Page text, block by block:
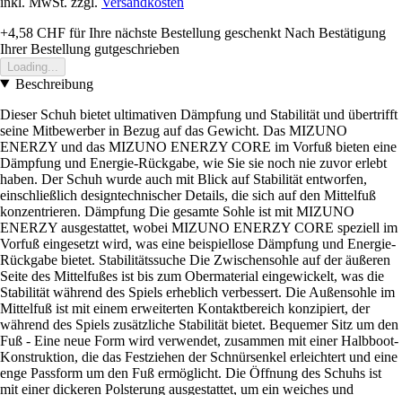
+4,58 CHF für Ihre nächste Bestellung geschenkt Nach Bestätigung
Ihrer Bestellung gutgeschrieben
Loading...
Beschreibung
Dieser Schuh bietet ultimativen Dämpfung und Stabilität und übertrifft
seine Mitbewerber in Bezug auf das Gewicht. Das MIZUNO
ENERZY und das MIZUNO ENERZY CORE im Vorfuß bieten eine
Dämpfung und Energie-Rückgabe, wie Sie sie noch nie zuvor erlebt
haben. Der Schuh wurde auch mit Blick auf Stabilität entworfen,
einschließlich designtechnischer Details, die sich auf den Mittelfuß
konzentrieren. Dämpfung Die gesamte Sohle ist mit MIZUNO
ENERZY ausgestattet, wobei MIZUNO ENERZY CORE speziell im
Vorfuß eingesetzt wird, was eine beispiellose Dämpfung und Energie-
Rückgabe bietet. Stabilitätssuche Die Zwischensohle auf der äußeren
Seite des Mittelfußes ist bis zum Obermaterial eingewickelt, was die
Stabilität während des Spiels erheblich verbessert. Die Außensohle im
Mittelfuß ist mit einem erweiterten Kontaktbereich konzipiert, der
während des Spiels zusätzliche Stabilität bietet. Bequemer Sitz um den
Fuß - Eine neue Form wird verwendet, zusammen mit einer Halbboot-
Konstruktion, die das Festziehen der Schnürsenkel erleichtert und eine
enge Passform um den Fuß ermöglicht. Die Öffnung des Schuhs ist
mit einer dickeren Polsterung ausgestattet, um ein weiches und